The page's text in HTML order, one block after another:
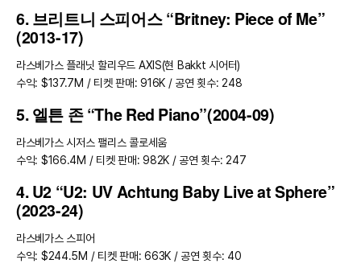
6. 브리트니 스피어스 “Britney: Piece of Me”
(2013-17)
라스베가스 플래닛 할리우드 AXIS(현 Bakkt 시어터)
수익: $137.7M / 티켓 판매: 916K / 공연 횟수: 248
5. 엘튼 존 “The Red Piano”(2004-09)
라스베가스 시저스 팰리스 콜로세움
수익: $166.4M / 티켓 판매: 982K / 공연 횟수: 247
4. U2 “U2: UV Achtung Baby Live at Sphere”
(2023-24)
라스베가스 스피어
수익: $244.5M / 티켓 판매: 663K / 공연 횟수: 40